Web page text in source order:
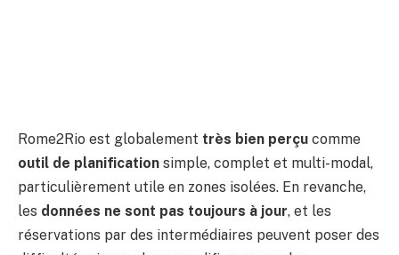
Rome2Rio est globalement très bien perçu comme
outil de planification simple, complet et multi-modal,
particulièrement utile en zones isolées. En revanche,
les données ne sont pas toujours à jour, et les
réservations par des intermédiaires peuvent poser des